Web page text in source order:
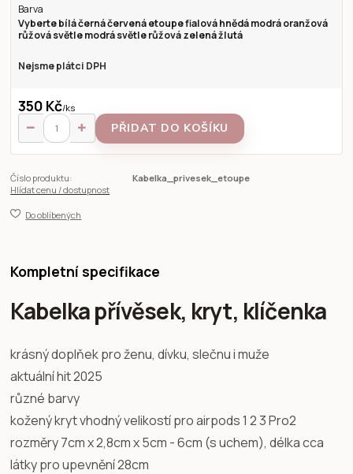
Barva
Vyberte bílá černá červená etoupe fialová hnědá modrá oranžová
růžová světle modrá světle růžová zelená žlutá
Nejsme plátci DPH
350 Kč/ks
PŘIDAT DO KOŠÍKU
Číslo produktu:
Kabelka_privesek_etoupe
Hlídat cenu / dostupnost
Do oblíbených
Kompletní specifikace
Kabelka přívěsek, kryt, klíčenka
krásný doplňek pro ženu, dívku, slečnu i muže
aktuální hit 2025
různé barvy
kožený kryt vhodný velikostí pro airpods 1 2 3 Pro2
rozměry 7cm x 2,8cm x 5cm - 6cm (s uchem), délka cca
látky pro upevnění 28cm